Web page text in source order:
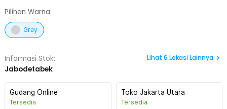
Pilihan Warna:
Gray
Informasi Stok:
Jabodetabek
Lihat 6 Lokasi Lainnya
Gudang Online
Tersedia
Toko Jakarta Utara
Tersedia